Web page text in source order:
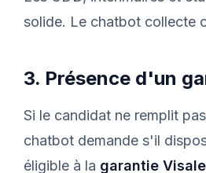
solide. Le chatbot collecte
3. Présence d'un
Si le candidat ne remplit
chatbot demande s'il
éligible à la garantie Visale